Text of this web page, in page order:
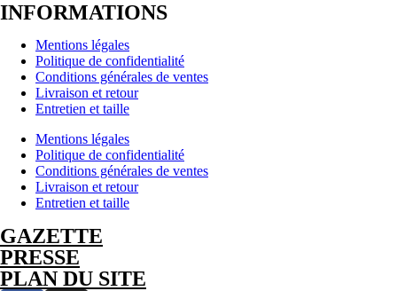
INFORMATIONS
Mentions légales
Politique de confidentialité
Conditions générales de ventes
Livraison et retour
Entretien et taille
Mentions légales
Politique de confidentialité
Conditions générales de ventes
Livraison et retour
Entretien et taille
GAZETTE
PRESSE
PLAN DU SITE